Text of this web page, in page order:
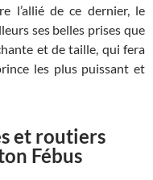
l’allié de ce dernier, le
ses belles prises que
et de taille, qui fera
les plus puissant et
et routiers
Fébus